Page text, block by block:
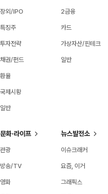
장외/IPO
특징주
투자전략
채권/펀드
환율
국제시황
일반
2금융
카드
가상자산/핀테크
일반
문화·라이프
관광
방송/TV
영화
뉴스발전소
이슈크래커
요즘, 이거
그래픽스